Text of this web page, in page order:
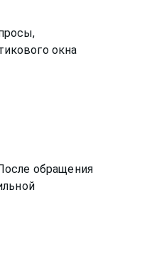
окна
обращения